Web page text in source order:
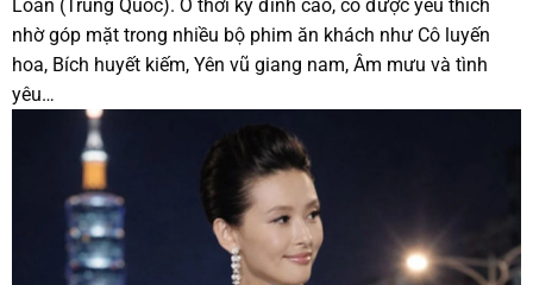
Loan (Trung Quốc). Ở thời kỳ đỉnh cao, cô được yêu thích
nhờ góp mặt trong nhiều bộ phim ăn khách như Cô luyến
hoa, Bích huyết kiếm, Yên vũ giang nam, Âm mưu và tình
yêu…